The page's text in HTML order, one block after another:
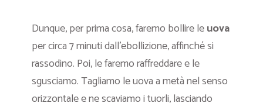
Dunque, per prima cosa, faremo bollire leuova
per circa 7 minuti dall’ebollizione, affinché si
rassodino. Poi, le faremo raffreddare e le
sgusciamo. Tagliamo le uova a metà nel senso
orizzontale e ne scaviamo i tuorli, lasciando